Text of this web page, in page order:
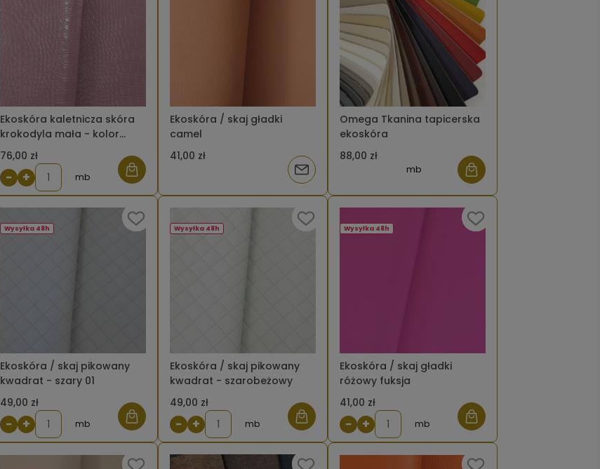
Ekoskóra kaletnicza skóra
krokodyla mała - kolor
różowy brudny ciemny
76,00 zł
− + mb
Ekoskóra / skaj gładki
camel
41,00 zł
Powiadom
o
dostępności
Omega Tkanina tapicerska
ekoskóra
88,00 zł
mb
Ekoskóra / skaj pikowany
kwadrat - szary 01
49,00 zł
Wysyłka 48h
− + mb
Ekoskóra / skaj pikowany
kwadrat - szarobeżowy
49,00 zł
Wysyłka 48h
− + mb
Ekoskóra / skaj gładki
różowy fuksja
41,00 zł
Wysyłka 48h
− + mb